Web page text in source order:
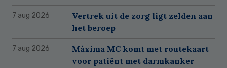
7 aug 2026
Vertrek uit de zorg ligt zelden aan
het beroep
7 aug 2026
Máxima MC komt met routekaart
voor patiënt met darmkanker